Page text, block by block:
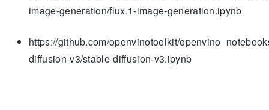
image-generation/flux.1-image-generation.ipynb
https://github.com/openvinotoolkit/
diffusion-v3/stable-diffusion-v3.ipynb